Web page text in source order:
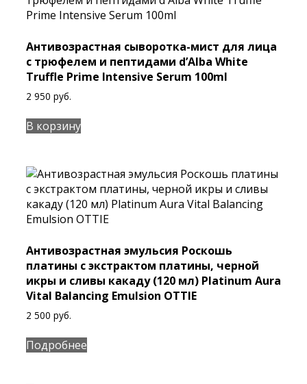
Антивозрастная сыворотка-мист для лица
с трюфелем и пептидами d’Alba White
Truffle Prime Intensive Serum 100ml
2 950 руб.
В корзину
Антивозрастная эмульсия Роскошь
платины с экстрактом платины, черной
икры и сливы какаду (120 мл) Platinum Aura
Vital Balancing Emulsion OTTIE
2 500 руб.
Подробнее